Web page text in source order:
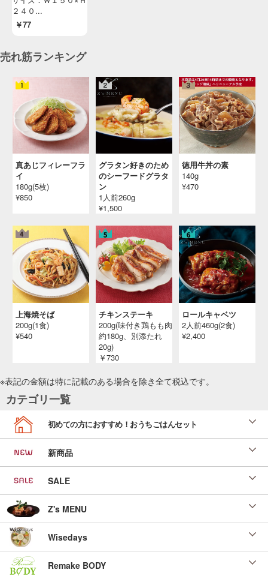
２４０...
￥77
売れ筋ランキング
真あじフィレーフラ
イ
180g(5枚)
¥850
グラタン好きのため
のシーフードグラタ
ン
1人前260g
¥1,500
徳用牛丼の素
140g
¥470
上海焼そば
200g(1食)
¥540
チキンステーキ
200g(味付き鶏もも肉
約180g、別添たれ
20g)
￥730
ロールキャベツ
2人前460g(2食)
¥2,400
※表記の金額は特に記載のある場合を除き全て税込です。
カテゴリ一覧
初めての方におすすめ！おうちごはんセット
新商品
SALE
Z's MENU
Wisedays
Remake BODY